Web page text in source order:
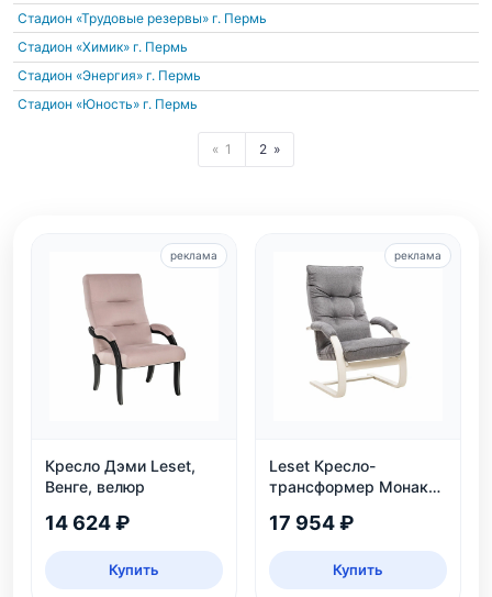
Стадион «Трудовые резервы» г. Пермь
Стадион «Химик» г. Пермь
Стадион «Энергия» г. Пермь
Стадион «Юность» г. Пермь
1 2
Кресло Дэми Leset,
Венге, велюр
14 624 ₽
Купить
реклама
Leset Кресло-
трансформер Монако,
17 954 ₽
Купить
реклама